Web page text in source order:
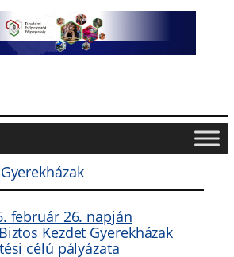
február 26. napján
Kezdet Gyerekházak
célú pályázata